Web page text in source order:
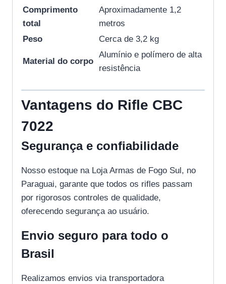
Comprimento
total
Aproximadamente 1,2
metros
Peso
Cerca de 3,2 kg
Material do corpo
Alumínio e polímero de alta
resistência
Vantagens do Rifle CBC
7022
Segurança e confiabilidade
Nosso estoque na Loja Armas de Fogo Sul, no
Paraguai, garante que todos os rifles passam
por rigorosos controles de qualidade,
oferecendo segurança ao usuário.
Envio seguro para todo o
Brasil
Realizamos envios via transportadora